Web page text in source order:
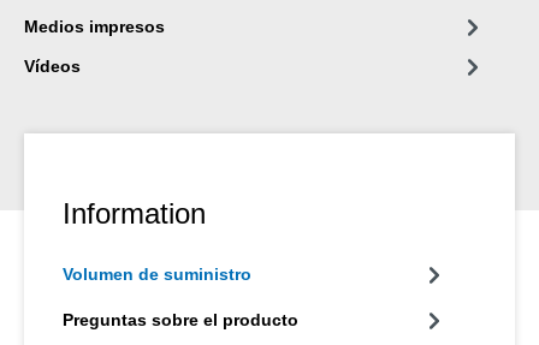
Medios impresos
Vídeos
Information
Volumen de suministro
Preguntas sobre el producto